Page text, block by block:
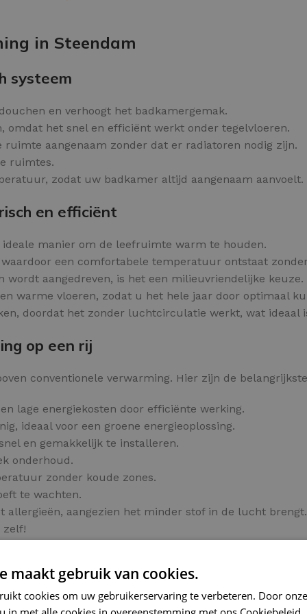
in Steendam
systeem
en verhoogt het badkamergemak.
omdat het snel en efficiënt werkt onder tegelvloeren.
aangenaam zonder dat er radiatoren nodig zijn.
ruimtes.
zodat uw badkamer altijd aangenaam aanvoelt.
en efficiënt
manier om de leefruimte warm te houden.
een comfortabele temperatuur ontstaat
aangedreven, is het een milieuvriendelijke keuze.
warme vloeren, zodat u het hele jaar door optimaal
doordat het zonder luchtcirculatie werkt, wat ideaal
op een rij
conventionele verwarming. Hier zijn de
lage energiekosten door efficiënte werking.
ideaal voor een groene energieoplossing.
en gemakkelijk te installeren.
onderhoud.
zonder koude zones.
te wachten.
allergieën, aangezien het minder stof in de lucht brengt.
zelf!
bestelling.
tegelvloer op een slimme manier.
maakt gebruik van cookies.
cookies om uw gebruikerservaring te verbeteren. Door